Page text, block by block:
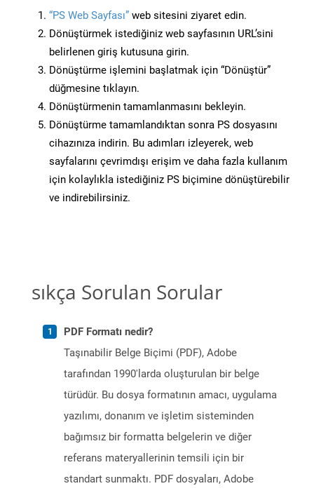
“PS Web Sayfası” web sitesini ziyaret edin.
Dönüştürmek istediğiniz web sayfasının URL’sini
belirlenen giriş kutusuna girin.
Dönüştürme işlemini başlatmak için “Dönüştür”
düğmesine tıklayın.
Dönüştürmenin tamamlanmasını bekleyin.
Dönüştürme tamamlandıktan sonra PS dosyasını
cihazınıza indirin. Bu adımları izleyerek, web
sayfalarını çevrimdışı erişim ve daha fazla kullanım
için kolaylıkla istediğiniz PS biçimine dönüştürebilir
ve indirebilirsiniz.
sıkça Sorulan Sorular
PDF Formatı nedir?
Taşınabilir Belge Biçimi (PDF), Adobe
tarafından 1990'larda oluşturulan bir belge
türüdür. Bu dosya formatının amacı, uygulama
yazılımı, donanım ve işletim sisteminden
bağımsız bir formatta belgelerin ve diğer
referans materyallerinin temsili için bir
standart sunmaktı. PDF dosyaları, Adobe